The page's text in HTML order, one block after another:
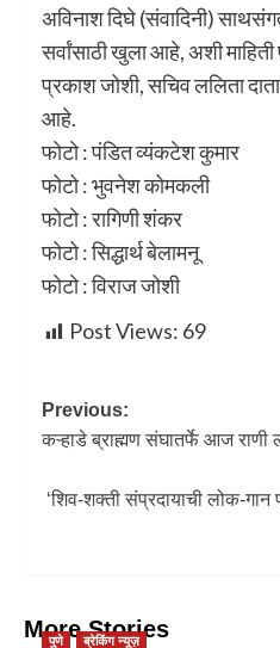
अविनाश दिघे (संवादिनी)
सर्वांसाठी खुला आहे, अशी माहिती
प्रकाश जोशी, सचिव ललिता
आहे.
फोटो : पंडित व्यंकटेश कुमार
फोटो : भुवनेश कोमकली
फोटो : रागिणी शंकर
फोटो : सिद्धार्थ बेलामनू
फोटो : विराज जोशी
Post Views: 69
Previous:
कऱ्हाडे ब्राह्मण संघातर्फे आज राणी
‘शिव-शक्ती संप्रदायाची लोक-गान
More Stories
पुणे ब्रेकिंग न्यूज़